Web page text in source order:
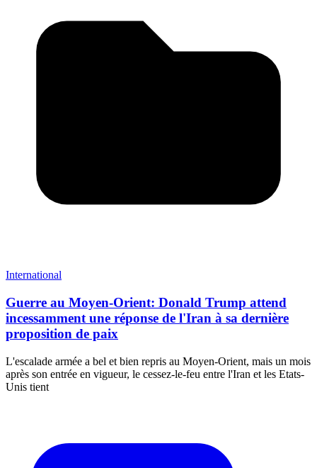
International
Guerre au Moyen-Orient: Donald Trump attend
incessamment une réponse de l'Iran à sa dernière
proposition de paix
L'escalade armée a bel et bien repris au Moyen-Orient, mais un mois
après son entrée en vigueur, le cessez-le-feu entre l'Iran et les Etats-
Unis tient